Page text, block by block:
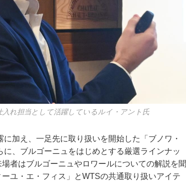
れ担当として活躍しているルイ・アント氏
加え、一足先に取り扱いを開始した「ブノワ・
、ブルゴーニュをはじめとする厳選ラインナッ
者はブルゴーニュやロワールについての解説を聞
ユ・エ・フィス」とWTSの共通取り扱いアイテ